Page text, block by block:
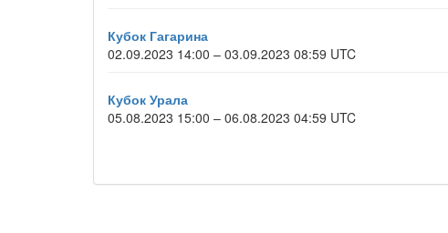
Кубок Гагарина
02.09.2023 14:00 – 03.09.2023 08:59 UTC
Кубок Урала
05.08.2023 15:00 – 06.08.2023 04:59 UTC